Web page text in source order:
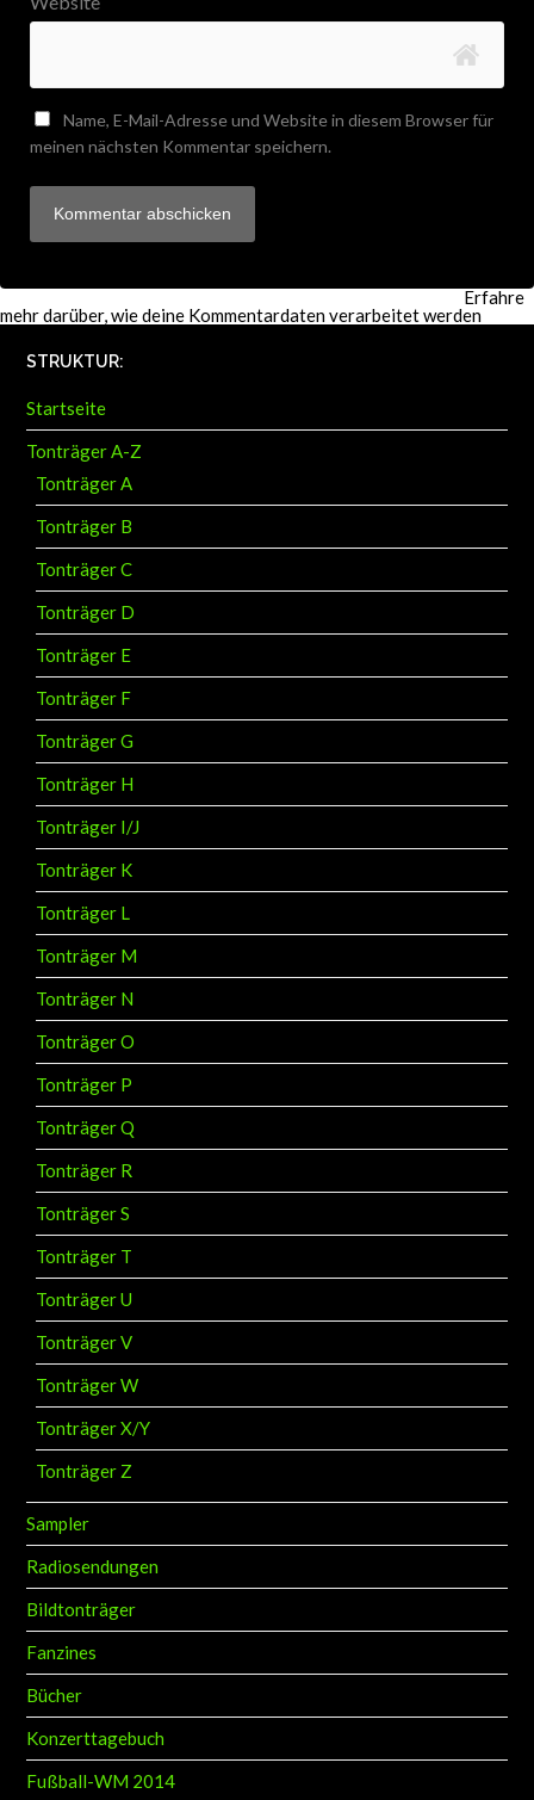
Name, E-Mail-Adresse und Website in diesem Browser für
meinen nächsten Kommentar speichern.
Diese Website verwendet Akismet, um Spam zu reduzieren.Erfahre
mehr darüber, wie deine Kommentardaten verarbeitet werden.
STRUKTUR:
Startseite
Tonträger A-Z
Tonträger A
Tonträger B
Tonträger C
Tonträger D
Tonträger E
Tonträger F
Tonträger G
Tonträger H
Tonträger I/J
Tonträger K
Tonträger L
Tonträger M
Tonträger N
Tonträger O
Tonträger P
Tonträger Q
Tonträger R
Tonträger S
Tonträger T
Tonträger U
Tonträger V
Tonträger W
Tonträger X/Y
Tonträger Z
Sampler
Radiosendungen
Bildtonträger
Fanzines
Bücher
Konzerttagebuch
Fußball-WM 2014